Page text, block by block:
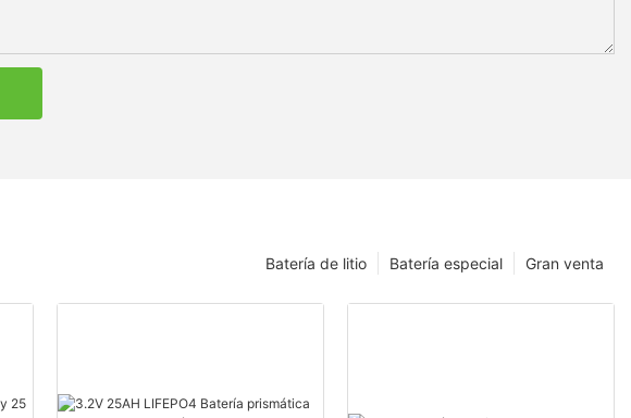
Gran venta
Batería especial
Batería de litio